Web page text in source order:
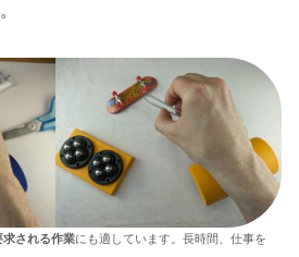
求される作業にも適しています。長時間、仕事を